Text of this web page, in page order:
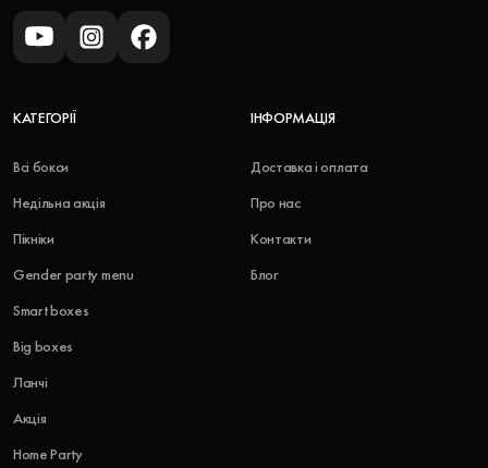
КАТЕГОРІЇ
Всі бокси
Недільна акція
Пікніки
Gender party menu
Smart boxes
Big boxes
Ланчі
Акція
Home Party
ІНФОРМАЦІЯ
Доставка і оплата
Про нас
Контакти
Блог